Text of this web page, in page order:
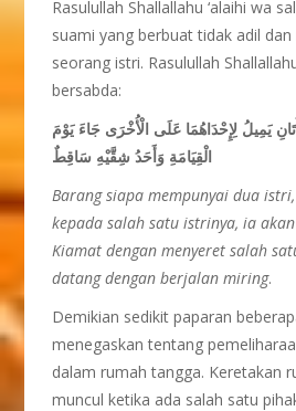
Rasulullah Shallallahu ‘alaihi wa
suami yang berbuat tidak adil
seorang istri. Rasulullah
bersabda:
يَمِيلُ لِإِحْدَاهُمَا عَلَى الْأُخْرَى جَاءَ يَوْمَ
الْقِيَامَةِ وَأَحَدُ شِقَّيْهِ سَاقِطٌ
Barang siapa mempunyai dua
kepada salah satu istrinya, ia
Kiamat dengan menyeret salah
datang dengan berjalan miring.
Demikian sedikit paparan
menegaskan tentang
dalam rumah tangga. Keretakan
muncul ketika ada salah satu